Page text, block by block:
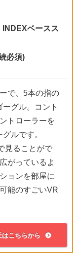
INDEXベースス
必須)
で、5本の指の
グル。コント
トローラーを
ルです。
見ることがで
がっているよ
ョンを部屋に
能のすごいVR
はこちらから